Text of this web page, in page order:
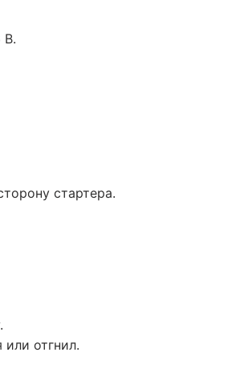
В.
стартера.
отгнил.